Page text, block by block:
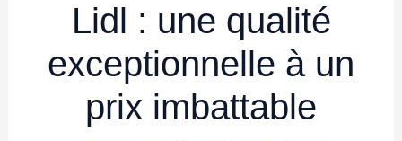
Lidl : une qualité
exceptionnelle à un
prix imbattable